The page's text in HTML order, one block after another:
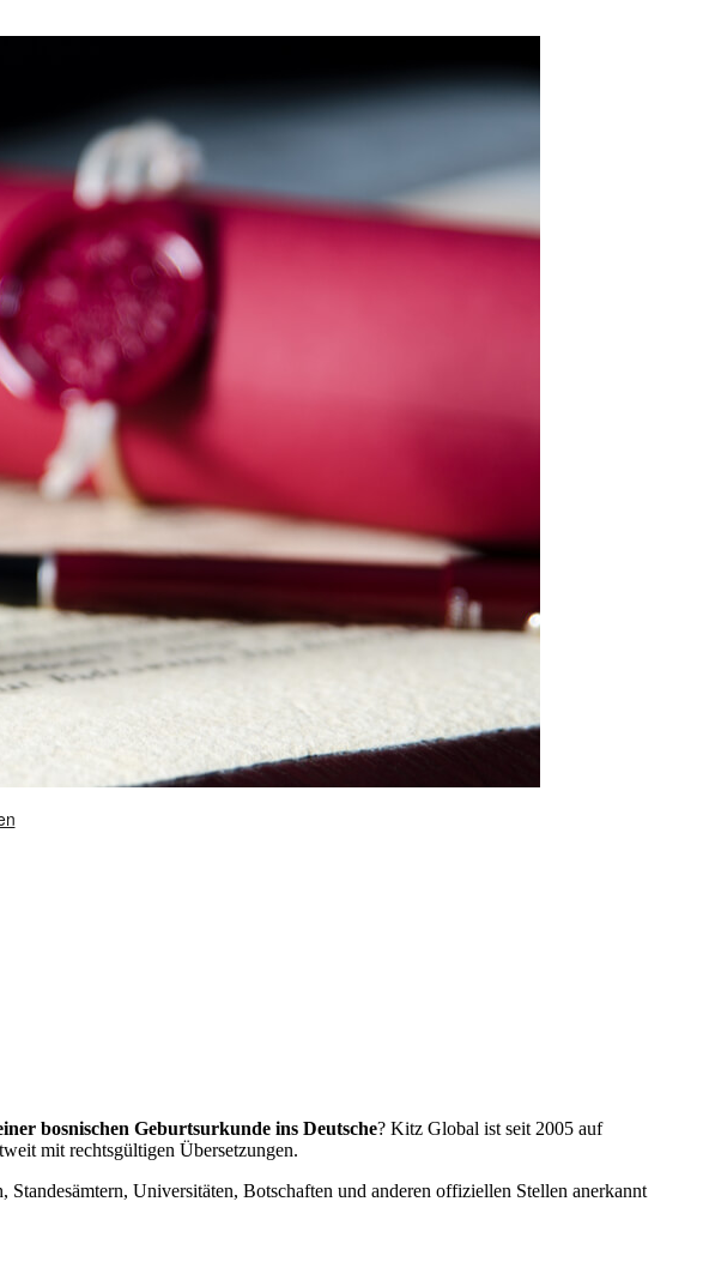
bosnischen Geburtsurkunde ins Deutsche? Kitz Global ist seit 2005 auf
mit rechtsgültigen Übersetzungen.
Standesämtern, Universitäten, Botschaften und anderen offiziellen Stellen anerkannt